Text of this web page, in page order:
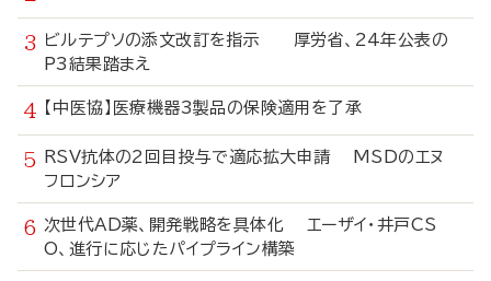
ビルテプソの添文改訂を指示 厚労省、24年公表の
P3結果踏まえ
【中医協】医療機器3製品の保険適用を了承
RSV抗体の2回目投与で適応拡大申請 MSDのエヌ
フロンシア
次世代AD薬、開発戦略を具体化 エーザイ・井戸CS
O、進行に応じたパイプライン構築